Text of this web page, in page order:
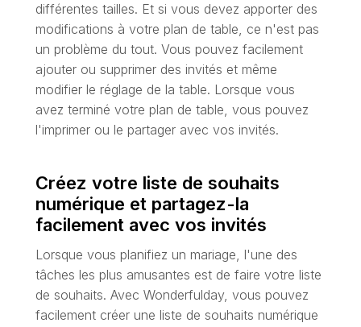
différentes tailles. Et si vous devez apporter des
modifications à votre plan de table, ce n'est pas
un problème du tout. Vous pouvez facilement
ajouter ou supprimer des invités et même
modifier le réglage de la table. Lorsque vous
avez terminé votre plan de table, vous pouvez
l'imprimer ou le partager avec vos invités.
Créez votre liste de souhaits
numérique et partagez-la
facilement avec vos invités
Lorsque vous planifiez un mariage, l'une des
tâches les plus amusantes est de faire votre liste
de souhaits. Avec Wonderfulday, vous pouvez
facilement créer une liste de souhaits numérique